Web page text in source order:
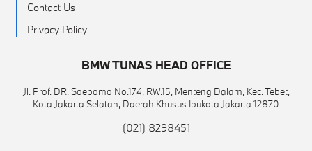
Contact Us
Privacy Policy
BMW TUNAS HEAD OFFICE
Jl. Prof. DR. Soepomo No.174, RW.15, Menteng Dalam, Kec. Tebet,
Kota Jakarta Selatan, Daerah Khusus Ibukota Jakarta 12870
(021) 8298451